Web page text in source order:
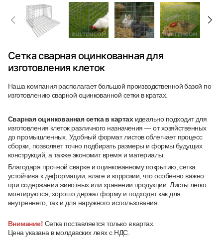
Сетка сварная оцинкованная для
изготовления клеток
Наша компания располагает большой производственной базой по
изготовлению сварной оцинкованной сетки в кратах.
Сварная оцинкованная сетка в картах идеально подходит для
изготовления клеток различного назначения — от хозяйственных
до промышленных. Удобный формат листов облегчает процесс
сборки, позволяет точно подбирать размеры и формы будущих
конструкций, а также экономит время и материалы.
Благодаря прочной сварке и оцинкованному покрытию, сетка
устойчива к деформации, влаге и коррозии, что особенно важно
при содержании животных или хранении продукции. Листы легко
монтируются, хорошо держат форму и подходят как для
внутреннего, так и для наружного использования.
Внимание! Сетка поставляется только в картах.
Цена указана в молдавских леях с НДС.